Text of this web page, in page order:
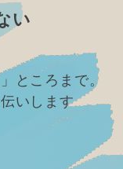
い
ところまで。
いします